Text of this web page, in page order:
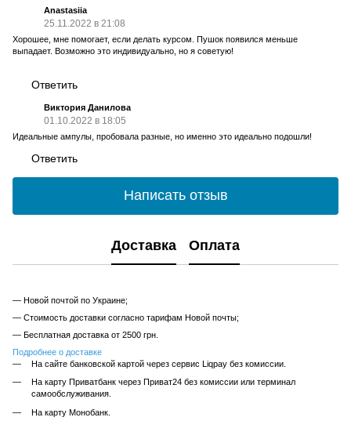
Anastasiia
25.11.2022 в 21:08
Хорошее, мне помогает, если делать курсом. Пушок появился меньше
выпадает. Возможно это индивидуально, но я советую!
Ответить
Виктория Данилова
01.10.2022 в 18:05
Идеальные ампулы, пробовала разные, но именно это идеально подошли!
Ответить
Написать отзыв
Доставка Оплата
— Новой почтой по Украине;
— Стоимость доставки согласно тарифам Новой почты;
— Бесплатная доставка от 2500 грн.
Подробнее о доставке
На сайте банковской картой через сервис Liqpay без комиссии.
На карту Приватбанк через Приват24 без комиссии или терминал
самообслуживания.
На карту Монобанк.